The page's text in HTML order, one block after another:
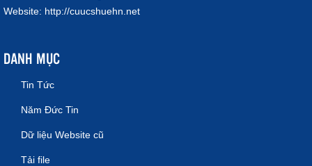
Website: http://cuucshuehn.net
DANH MỤC
Tin Tức
Năm Đức Tin
Dữ liệu Website cũ
Tải file